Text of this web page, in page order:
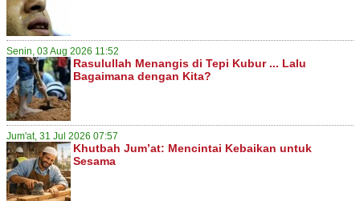
Senin, 03 Aug 2026 11:52
Rasulullah Menangis di Tepi Kubur ... Lalu
Bagaimana dengan Kita?
Jum'at, 31 Jul 2026 07:57
Khutbah Jum’at: Mencintai Kebaikan untuk
Sesama